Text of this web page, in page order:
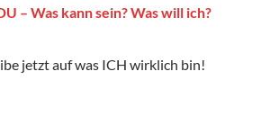
– Was kann sein? Was will ich?
jetzt auf was ICH wirklich bin!